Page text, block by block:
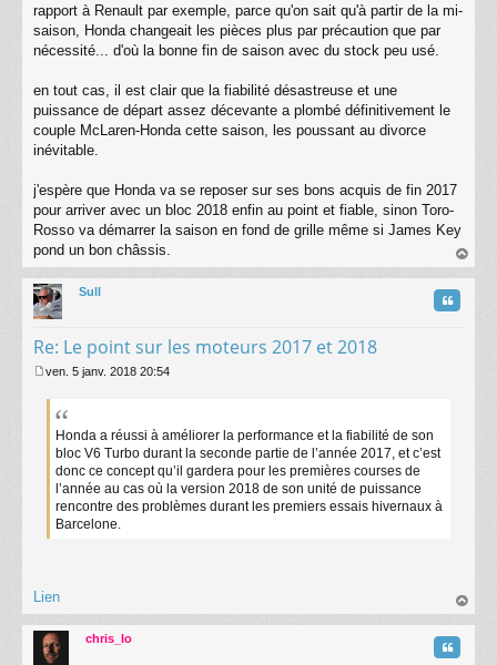
s
s
a
g
rapport à Renault par exemple, parce qu'on sait qu'à partir de la mi-
saison, Honda changeait les pièces plus par précaution que par
nécessité... d'où la bonne fin de saison avec du stock peu usé.
en tout cas, il est clair que la fiabilité désastreuse et une
puissance de départ assez décevante a plombé définitivement le
couple McLaren-Honda cette saison, les poussant au divorce
inévitable.
j'espère que Honda va se reposer sur ses bons acquis de fin 2017
pour arriver avec un bloc 2018 enfin au point et fiable, sinon Toro-
Rosso va démarrer la saison en fond de grille même si James Key
pond un bon châssis.
au
Sull
Re: Le point sur les moteurs 2017 et 2018
Citation
e
ven. 5 janv. 2018 20:54
Honda a réussi à améliorer la performance et la fiabilité de son
bloc V6 Turbo durant la seconde partie de l’année 2017, et c’est
donc ce concept qu’il gardera pour les premières courses de
l’année au cas où la version 2018 de son unité de puissance
rencontre des problèmes durant les premiers essais hivernaux à
Barcelone.
Lien
au
chris_lo Citation